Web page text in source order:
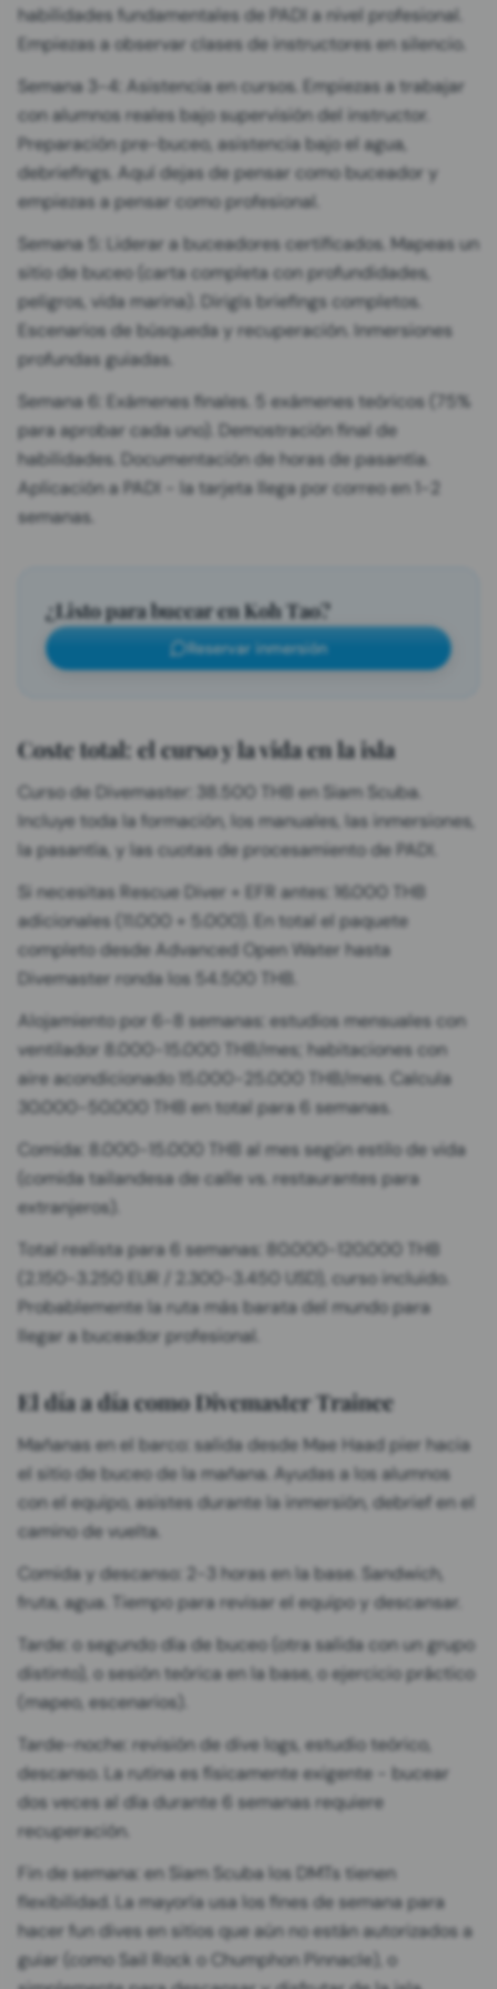
habilidades fundamentales de PADI a nivel profesional.
Empiezas a observar clases de instructores en silencio.
Semana 3-4: Asistencia en cursos. Empiezas a trabajar
con alumnos reales bajo supervisión del instructor.
Preparación pre-buceo, asistencia bajo el agua,
debriefings. Aquí dejas de pensar como buceador y
empiezas a pensar como profesional.
Semana 5: Liderar a buceadores certificados. Mapeas un
sitio de buceo (carta completa con profundidades,
peligros, vida marina). Dirigís briefings completos.
Escenarios de búsqueda y recuperación. Inmersiones
profundas guiadas.
Semana 6: Exámenes finales. 5 exámenes teóricos (75%
para aprobar cada uno). Demostración final de
habilidades. Documentación de horas de pasantía.
Aplicación a PADI - la tarjeta llega por correo en 1-2
semanas.
¿Listo para bucear en Koh Tao?
Reservar inmersión
Coste total: el curso y la vida en la isla
Curso de Divemaster: 38.500 THB en Siam Scuba.
Incluye toda la formación, los manuales, las inmersiones,
la pasantía, y las cuotas de procesamiento de PADI.
Si necesitas Rescue Diver + EFR antes: 16.000 THB
adicionales (11.000 + 5.000). En total el paquete
completo desde Advanced Open Water hasta
Divemaster ronda los 54.500 THB.
Alojamiento por 6-8 semanas: estudios mensuales con
ventilador 8.000-15.000 THB/mes; habitaciones con
aire acondicionado 15.000-25.000 THB/mes. Calcula
30.000-50.000 THB en total para 6 semanas.
Comida: 8.000-15.000 THB al mes según estilo de vida
(comida tailandesa de calle vs. restaurantes para
extranjeros).
Total realista para 6 semanas: 80.000-120.000 THB
(2.150-3.250 EUR / 2.300-3.450 USD), curso incluido.
Probablemente la ruta más barata del mundo para
llegar a buceador profesional.
El día a día como Divemaster Trainee
Mañanas en el barco: salida desde Mae Haad pier hacia
el sitio de buceo de la mañana. Ayudas a los alumnos
con el equipo, asistes durante la inmersión, debrief en el
camino de vuelta.
Comida y descanso: 2-3 horas en la base. Sandwich,
fruta, agua. Tiempo para revisar el equipo y descansar.
Tarde: o segundo día de buceo (otra salida con un grupo
distinto), o sesión teórica en la base, o ejercicio práctico
(mapeo, escenarios).
Tarde-noche: revisión de dive logs, estudio teórico,
descanso. La rutina es físicamente exigente - bucear
dos veces al día durante 6 semanas requiere
recuperación.
Fin de semana: en Siam Scuba los DMTs tienen
flexibilidad. La mayoría usa los fines de semana para
hacer fun dives en sitios que aún no están autorizados a
guiar (como Sail Rock o Chumphon Pinnacle), o